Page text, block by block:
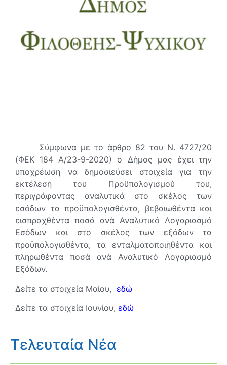
Σύμφωνα με το άρθρο 82 του Ν. 4727/20
(ΦΕΚ 184 Α/23-9-2020) ο Δήμος μας έχει την
υποχρέωση να δημοσιεύσει στοιχεία για την
εκτέλεση του Προϋπολογισμού του,
περιγράφοντας αναλυτικά στο σκέλος των
εσόδων τα προϋπολογισθέντα, βεβαιωθέντα και
εισπραχθέντα ποσά ανά Αναλυτικό Λογαριασμό
Εσόδων και στο σκέλος των εξόδων τα
προϋπολογισθέντα, τα ενταλματοποιηθέντα και
πληρωθέντα ποσά ανά Αναλυτικό Λογαριασμό
Εξόδων.
Δείτε τα στοιχεία Μαίου, εδώ
Δείτε τα στοιχεία Ιουνίου, εδώ
Τελευταία Νέα